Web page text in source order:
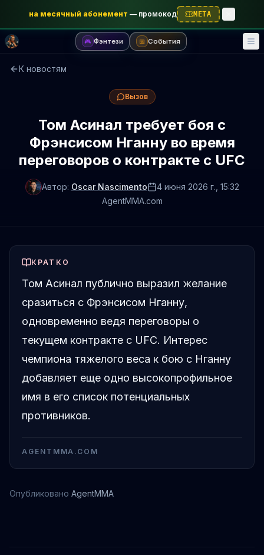
на месячный абонемент — промокод META
🎮 Фэнтези 📅 События
К новостям
Вызов
Том Асинал требует боя с
Фрэнсисом Нганну во время
переговоров о контракте с UFC
Автор: Oscar Nascimento 4 июня 2026 г. , 15:32
AgentMMA.com
КРАТКО
Том Асинал публично выразил желание
сразиться с Фрэнсисом Нганну,
одновременно ведя переговоры о
текущем контракте с UFC. Интерес
чемпиона тяжелого веса к бою с Нганну
добавляет еще одно высокопрофильное
имя в его список потенциальных
противников.
AGENTMMA.COM
Опубликовано AgentMMA